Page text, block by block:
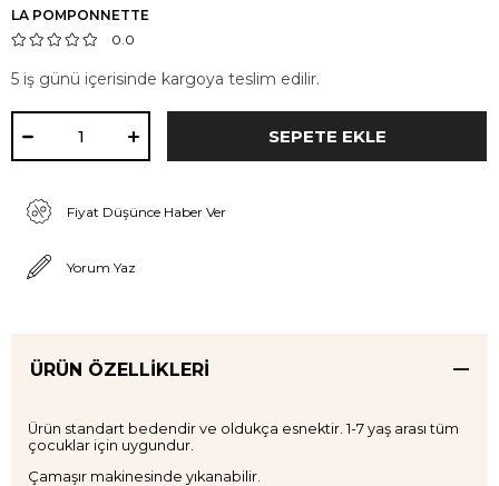
LA POMPONNETTE
0.0
5 iş günü içerisinde kargoya teslim edilir.
Fiyat Düşünce Haber Ver
Yorum Yaz
ÜRÜN ÖZELLIKLERI
Ürün standart bedendir ve oldukça esnektir. 1-7 yaş arası tüm
çocuklar için uygundur.
Çamaşır makinesinde yıkanabilir.